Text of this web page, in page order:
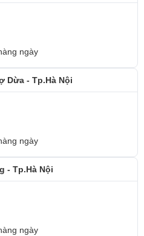
ngày
Dừa - Tp.Hà Nội
ngày
- Tp.Hà Nội
ngày